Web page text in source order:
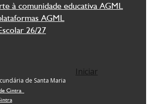
à comunidade educativa AGML
AGML
26/27
Iniciar
de Santa Maria
Cintra